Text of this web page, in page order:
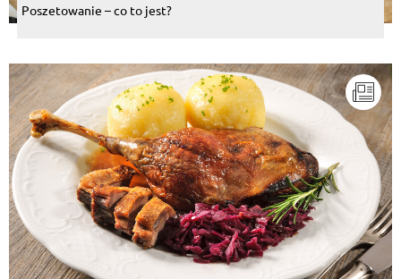
Poszetowanie – co to jest?